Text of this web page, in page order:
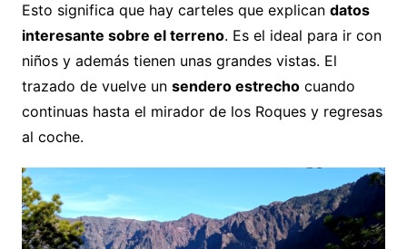
Esto significa que hay carteles que explican datos
interesante sobre el terreno. Es el ideal para ir con
niños y además tienen unas grandes vistas. El
trazado de vuelve un sendero estrechocuando
continuas hasta el mirador de los Roques y regresas
al coche.